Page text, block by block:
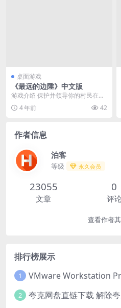
桌面游戏
《最远的边陲》中文版
游戏介绍 保护并领导你的村民在已
知世界的边缘地带，从原始的荒野
中打造出一个城镇。...
4 年前 42
作者信息
泊客
等级 永久会员
23055
文章
0
评论
查看作者
排行榜展示
1
2 夸克网盘直链下载 解除